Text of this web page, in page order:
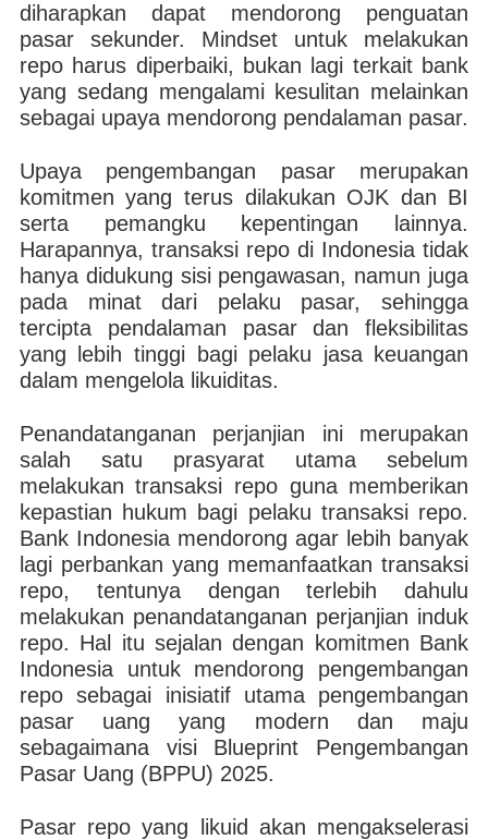
diharapkan dapat mendorong penguatan
pasar sekunder. Mindset untuk melakukan
repo harus diperbaiki, bukan lagi terkait bank
yang sedang mengalami kesulitan melainkan
sebagai upaya mendorong pendalaman pasar.
Upaya pengembangan pasar merupakan
komitmen yang terus dilakukan OJK dan BI
serta pemangku kepentingan lainnya.
Harapannya, transaksi repo di Indonesia tidak
hanya didukung sisi pengawasan, namun juga
pada minat dari pelaku pasar, sehingga
tercipta pendalaman pasar dan fleksibilitas
yang lebih tinggi bagi pelaku jasa keuangan
dalam mengelola likuiditas.
Penandatanganan perjanjian ini merupakan
salah satu prasyarat utama sebelum
melakukan transaksi repo guna memberikan
kepastian hukum bagi pelaku transaksi repo.
Bank Indonesia mendorong agar lebih banyak
lagi perbankan yang memanfaatkan transaksi
repo, tentunya dengan terlebih dahulu
melakukan penandatanganan perjanjian induk
repo. Hal itu sejalan dengan komitmen Bank
Indonesia untuk mendorong pengembangan
repo sebagai inisiatif utama pengembangan
pasar uang yang modern dan maju
sebagaimana visi Blueprint Pengembangan
Pasar Uang (BPPU) 2025.
Pasar repo yang likuid akan mengakselerasi